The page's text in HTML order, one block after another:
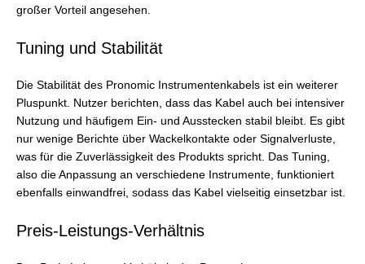
großer Vorteil angesehen.
Tuning und Stabilität
Die Stabilität des Pronomic Instrumentenkabels ist ein weiterer
Pluspunkt. Nutzer berichten, dass das Kabel auch bei intensiver
Nutzung und häufigem Ein- und Ausstecken stabil bleibt. Es gibt
nur wenige Berichte über Wackelkontakte oder Signalverluste,
was für die Zuverlässigkeit des Produkts spricht. Das Tuning,
also die Anpassung an verschiedene Instrumente, funktioniert
ebenfalls einwandfrei, sodass das Kabel vielseitig einsetzbar ist.
Preis-Leistungs-Verhältnis